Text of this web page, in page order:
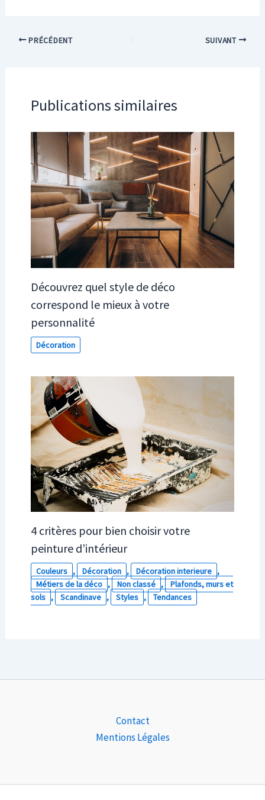
PRÉCÉDENT SUIVANT
Publications similaires
Découvrez quel style de déco
correspond le mieux à votre
personnalité
Décoration
4 critères pour bien choisir votre
peinture d’intérieur
Couleurs , Décoration , Décoration interieure ,
Métiers de la déco , Non classé ,
Plafonds, murs et
sols , Scandinave , Styles , Tendances
Contact
Mentions Légales